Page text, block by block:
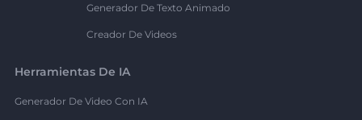
Generador De Texto Animado
Creador De Videos
Herramientas De IA
Generador De Video Con IA